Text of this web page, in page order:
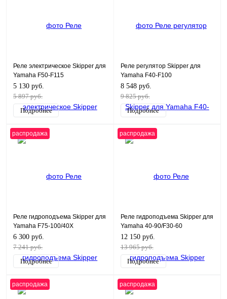
Реле электрическое Skipper для
Yamaha F50-F115
5 130 руб.
5 897 руб.
Подробнее
Реле регулятор Skipper для
Yamaha F40-F100
8 548 руб.
9 825 руб.
Подробнее
распродажа
Реле гидроподъема Skipper для
Yamaha F75-100/40X
6 300 руб.
7 241 руб.
Подробнее
распродажа
Реле гидроподъема Skipper для
Yamaha 40-90/F30-60
12 150 руб.
13 965 руб.
Подробнее
распродажа распродажа